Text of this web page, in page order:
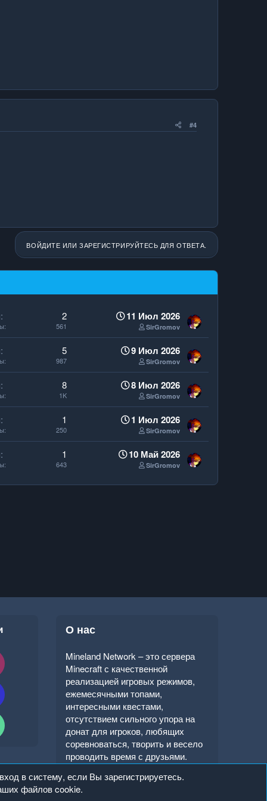
#4
ВОЙДИТЕ ИЛИ ЗАРЕГИСТРИРУЙТЕСЬ ДЛЯ ОТВЕТА.
2
561
11 Июл 2026
SirGromov
5
987
9 Июл 2026
SirGromov
8
1K
8 Июл 2026
SirGromov
1
250
1 Июл 2026
SirGromov
1
643
10 Май 2026
SirGromov
О нас
Mineland Network – это сервера
Minecraft с качественной
реализацией игровых режимов,
ежемесячными топами,
интересными квестами,
отсутствием сильного упора на
донат для игроков, любящих
соревноваться, творить и весело
проводить время с друзьями.
в систему, если Вы зарегистрируетесь.
файлов cookie.